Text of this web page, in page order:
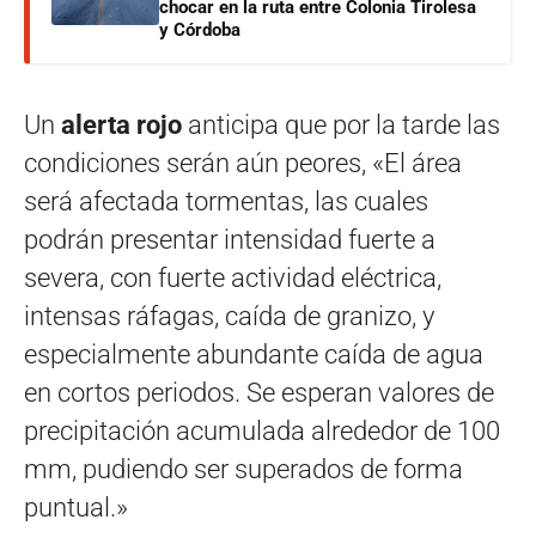
chocar en la ruta entre Colonia Tirolesa
y Córdoba
Un alerta rojo anticipa que por la tarde las
condiciones serán aún peores, «El área
será afectada tormentas, las cuales
podrán presentar intensidad fuerte a
severa, con fuerte actividad eléctrica,
intensas ráfagas, caída de granizo, y
especialmente abundante caída de agua
en cortos periodos. Se esperan valores de
precipitación acumulada alrededor de 100
mm, pudiendo ser superados de forma
puntual.»